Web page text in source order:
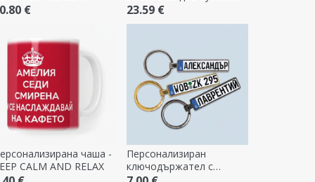
€
The Best
23.59 €
чаша -
CALM AND RELAX
Персонализиран
ключодържател с
немска автомобилна